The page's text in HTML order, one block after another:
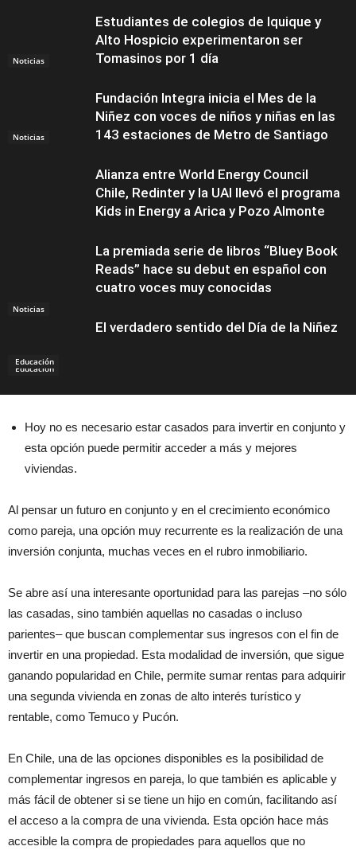
Noticias
Estudiantes de colegios de Iquique y
Alto Hospicio experimentaron ser
Tomasinos por 1 día
Noticias
Fundación Integra inicia el Mes de la
Niñez con voces de niños y niñas en las
143 estaciones de Metro de Santiago
Noticias
Alianza entre World Energy Council
Chile, Redinter y la UAI llevó el programa
Kids in Energy a Arica y Pozo Almonte
Educación
La premiada serie de libros “Bluey Book
Reads” hace su debut en español con
cuatro voces muy conocidas
Educación
El verdadero sentido del Día de la Niñez
Hoy no es necesario estar casados para invertir en conjunto y
esta opción puede permitir acceder a más y mejores
viviendas.
Al pensar un futuro en conjunto y en el crecimiento económico
como pareja, una opción muy recurrente es la realización de una
inversión conjunta, muchas veces en el rubro inmobiliario.
Se abre así una interesante oportunidad para las parejas –no sólo
las casadas, sino también aquellas no casadas o incluso
parientes– que buscan complementar sus ingresos con el fin de
invertir en una propiedad. Esta modalidad de inversión, que sigue
ganando popularidad en Chile, permite sumar rentas para adquirir
una segunda vivienda en zonas de alto interés turístico y
rentable, como Temuco y Pucón.
En Chile, una de las opciones disponibles es la posibilidad de
complementar ingresos en pareja, lo que también es aplicable y
más fácil de obtener si se tiene un hijo en común, facilitando así
el acceso a la compra de una vivienda. Esta opción hace más
accesible la compra de propiedades para aquellos que no